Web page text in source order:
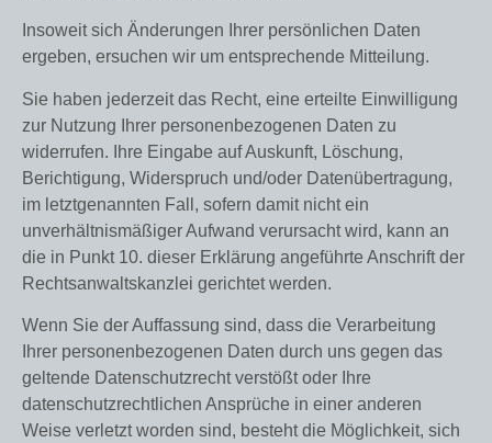
Insoweit sich Änderungen Ihrer persönlichen Daten
ergeben, ersuchen wir um entsprechende Mitteilung.
Sie haben jederzeit das Recht, eine erteilte Einwilligung
zur Nutzung Ihrer personenbezogenen Daten zu
widerrufen. Ihre Eingabe auf Auskunft, Löschung,
Berichtigung, Widerspruch und/oder Datenübertragung,
im letztgenannten Fall, sofern damit nicht ein
unverhältnismäßiger Aufwand verursacht wird, kann an
die in Punkt 10. dieser Erklärung angeführte Anschrift der
Rechtsanwaltskanzlei gerichtet werden.
Wenn Sie der Auffassung sind, dass die Verarbeitung
Ihrer personenbezogenen Daten durch uns gegen das
geltende Datenschutzrecht verstößt oder Ihre
datenschutzrechtlichen Ansprüche in einer anderen
Weise verletzt worden sind, besteht die Möglichkeit, sich